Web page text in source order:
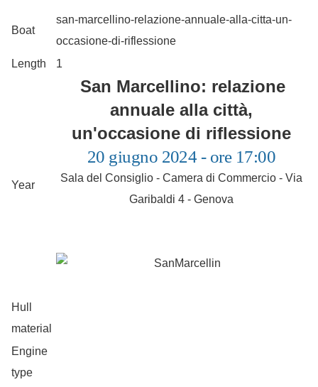
Boat
san-marcellino-relazione-annuale-alla-citta-un-
occasione-di-riflessione
Length
1
Year
San Marcellino: relazione
annuale alla città,
un'occasione di riflessione
20 giugno 2024 - ore 17:00
Sala del Consiglio - Camera di Commercio - Via
Garibaldi 4 - Genova
Hull
material
Engine
type